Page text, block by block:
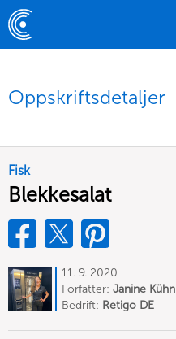
Oppskriftsdetaljer
Fisk
Blekkesalat
11. 9. 2020
Forfatter: Janine Kühn
Bedrift: Retigo DE